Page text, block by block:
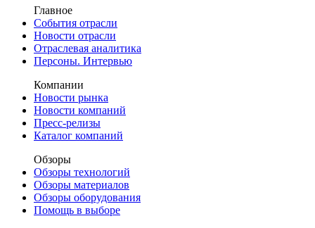
Главное
События отрасли
Новости отрасли
Отраслевая аналитика
Персоны. Интервью
Компании
Новости рынка
Новости компаний
Пресс-релизы
Каталог компаний
Обзоры
Обзоры технологий
Обзоры материалов
Обзоры оборудования
Помощь в выборе